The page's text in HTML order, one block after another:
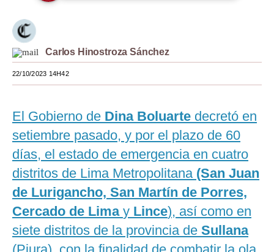
Estilos
Mundo
España
Internacional
Tecnología
Club del Suscriptor
Mix
G de Gestión
Carlos Hinostroza Sánchez
22/10/2023 14H42
El Gobierno de Dina Boluarte decretó en
setiembre pasado, y por el plazo de 60
días, el estado de emergencia en cuatro
distritos de Lima Metropolitana (San Juan
de Lurigancho, San Martín de Porres,
Cercado de Lima y Lince), así como en
siete distritos de la provincia de Sullana